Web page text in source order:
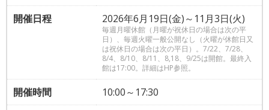
開催日程
2026年6月19日(金)～11月3日(火)
毎週月曜休館（月曜が祝休日の場合は次の平
日）、毎週火曜一般公開なし（火曜が休館日又
は祝休日の場合は次の平日）。7/22、7/28、
8/4、8/10、8/11、8,18、9/25は開館。最終入
館は17:00。詳細はHP参照。
開催時間
10:00～17:30